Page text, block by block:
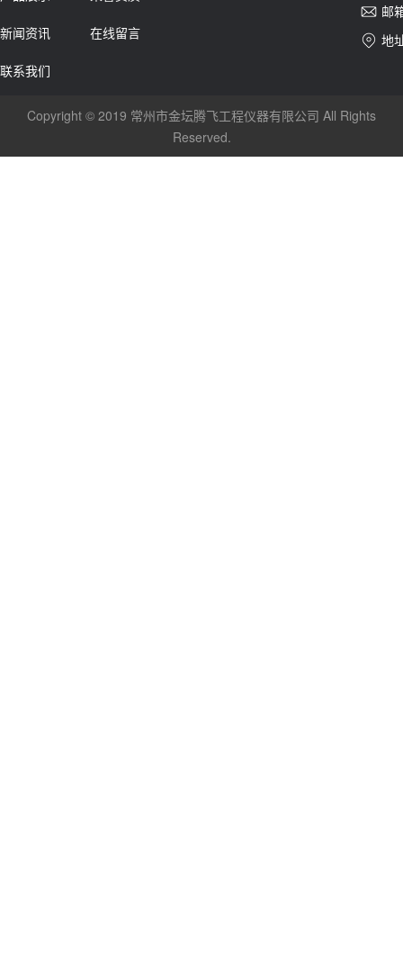
新闻资讯 在线留言
联系我们
邮
地
Copyright © 2019 常州市金坛腾飞工程仪器有限公司 All Rights
Reserved.